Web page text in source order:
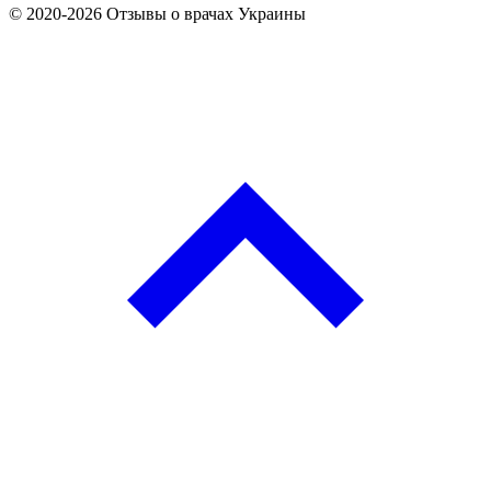
© 2020-2026 Отзывы о врачах Украины